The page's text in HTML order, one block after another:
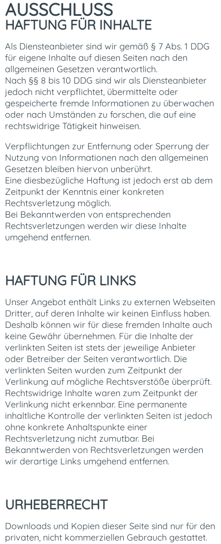
AUSSCHLUSS
HAFTUNG FÜR INHALTE
Als Diensteanbieter sind wir gemäß § 7 Abs. 1 DDG
für eigene Inhalte auf diesen Seiten nach den
allgemeinen Gesetzen verantwortlich.
Nach §§ 8 bis 10 DDG sind wir als Diensteanbieter
jedoch nicht verpflichtet, übermittelte oder
gespeicherte fremde Informationen zu überwachen
oder nach Umständen zu forschen, die auf eine
rechtswidrige Tätigkeit hinweisen.
Verpflichtungen zur Entfernung oder Sperrung der
Nutzung von Informationen nach den allgemeinen
Gesetzen bleiben hiervon unberührt.
Eine diesbezügliche Haftung ist jedoch erst ab dem
Zeitpunkt der Kenntnis einer konkreten
Rechtsverletzung möglich.
Bei Bekanntwerden von entsprechenden
Rechtsverletzungen werden wir diese Inhalte
umgehend entfernen.
HAFTUNG FÜR LINKS
Unser Angebot enthält Links zu externen Webseiten
Dritter, auf deren Inhalte wir keinen Einfluss haben.
Deshalb können wir für diese fremden Inhalte auch
keine Gewähr übernehmen. Für die Inhalte der
verlinkten Seiten ist stets der jeweilige Anbieter
oder Betreiber der Seiten verantwortlich. Die
verlinkten Seiten wurden zum Zeitpunkt der
Verlinkung auf mögliche Rechtsverstöße überprüft.
Rechtswidrige Inhalte waren zum Zeitpunkt der
Verlinkung nicht erkennbar. Eine permanente
inhaltliche Kontrolle der verlinkten Seiten ist jedoch
ohne konkrete Anhaltspunkte einer
Rechtsverletzung nicht zumutbar. Bei
Bekanntwerden von Rechtsverletzungen werden
wir derartige Links umgehend entfernen.
URHEBERRECHT
Downloads und Kopien dieser Seite sind nur für den
privaten, nicht kommerziellen Gebrauch gestattet.